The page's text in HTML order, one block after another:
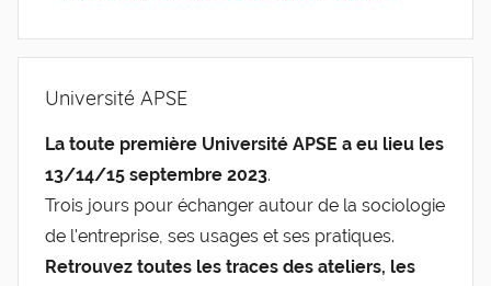
Université APSE
La toute première Université APSE a eu lieu les
13/14/15 septembre 2023.
Trois jours pour échanger autour de la sociologie
de l'entreprise, ses usages et ses pratiques.
Retrouvez toutes les traces des ateliers, les